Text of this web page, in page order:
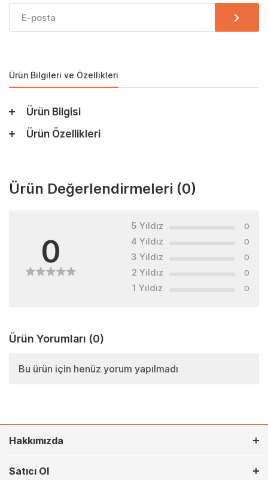
Ürün Bilgileri ve Özellikleri
Ürün Bilgisi
Ürün Özellikleri
Ürün Değerlendirmeleri (0)
0
5 Yıldız 0
4 Yıldız 0
3 Yıldız 0
2 Yıldız 0
1 Yıldız 0
Ürün Yorumları (0)
Bu ürün için henüz yorum yapılmadı
Hakkımızda
Satıcı Ol